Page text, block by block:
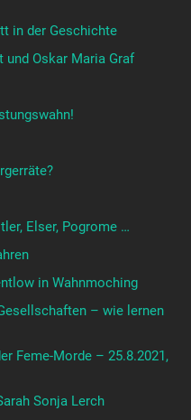
in der Geschichte
und Oskar Maria Graf
Elser, Pogrome …
in Wahnmoching
– wie lernen
Feme-Morde – 25.8.2021,
Sonja Lerch